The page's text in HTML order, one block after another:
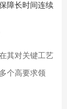
障长时间连续
其对关键工艺
个高要求领